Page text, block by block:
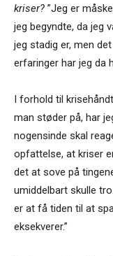
kriser? ”Jeg er
jeg begyndte, da jeg
jeg stadig er, men
erfaringer har jeg da
I forhold til
man støder på, har
nogensinde skal
opfattelse, at kriser
det at sove på
umiddelbart skulle
er at få tiden til at
eksekverer.”